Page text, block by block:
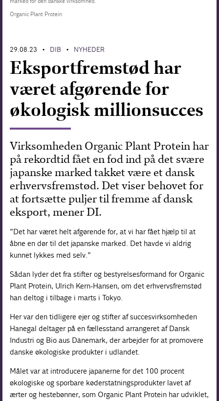
Forskning
Organic Plant Protein
29.08.23 • DIB • NYHEDER
Eksportfremstød har
været afgørende for
økologisk millionsucces
Virksomheden Organic Plant Protein har
på rekordtid fået en fod ind på det svære
japanske marked takket være et dansk
erhvervsfremstød. Det viser behovet for
at fortsætte puljer til fremme af dansk
eksport, mener DI.
”Det har været helt afgørende for, at vi har fået hjælp til at
åbne en dør til det japanske marked. Det havde vi aldrig
kunnet lykkes med selv.”
Sådan lyder det fra stifter og bestyrelsesformand for Organic
Plant Protein, Ulrich Kern-Hansen, om det erhvervsfremstød
han deltog i tilbage i marts i Tokyo.
Her var den tidligere ejer og stifter af succesvirksomheden
Hanegal deltager på en fællesstand arrangeret af Dansk
Industri og Bio aus Dänemark, der arbejder for at promovere
danske økologiske produkter i udlandet.
Målet var at introducere japanerne for det 100 procent
økologiske og sporbare køderstatningsprodukter lavet af
ærter og hestebønner, som Organic Plant Protein har udviklet,